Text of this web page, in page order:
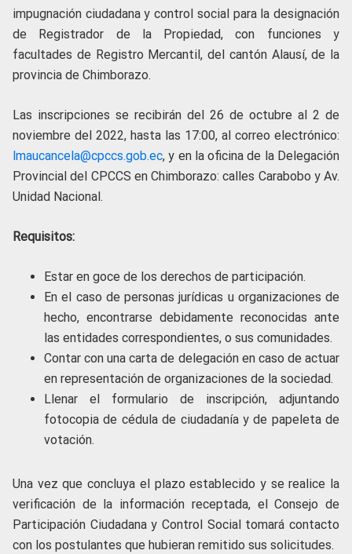
impugnación ciudadana y control social para la designación
de Registrador de la Propiedad, con funciones y
facultades de Registro Mercantil, del cantón Alausí, de la
provincia de Chimborazo.
Las inscripciones se recibirán del 26 de octubre al 2 de
noviembre del 2022, hasta las 17:00, al correo electrónico:
lmaucancela@cpccs.gob.ec, y en la oficina de la Delegación
Provincial del CPCCS en Chimborazo: calles Carabobo y Av.
Unidad Nacional.
Requisitos:
Estar en goce de los derechos de participación.
En el caso de personas jurídicas u organizaciones de
hecho, encontrarse debidamente reconocidas ante
las entidades correspondientes, o sus comunidades.
Contar con una carta de delegación en caso de actuar
en representación de organizaciones de la sociedad.
Llenar el formulario de inscripción, adjuntando
fotocopia de cédula de ciudadanía y de papeleta de
votación.
Una vez que concluya el plazo establecido y se realice la
verificación de la información receptada, el Consejo de
Participación Ciudadana y Control Social tomará contacto
con los postulantes que hubieran remitido sus solicitudes.